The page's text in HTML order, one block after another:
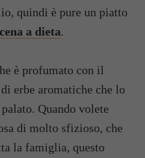
quindi è pure un piatto
cena a dieta.
è profumato con il
erbe aromatiche che lo
Quando volete
di molto sfizioso, che
la famiglia, questo